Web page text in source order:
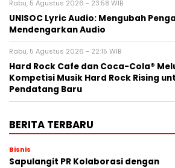
Rabu, 5 Agustus 2026 - 23:58 WIB
UNISOC Lyric Audio: Mengubah
Mendengarkan Audio
Rabu, 5 Agustus 2026 - 22:15 WIB
Hard Rock Cafe dan Coca-Cola®
Kompetisi Musik Hard Rock Rising
Pendatang Baru
BERITA TERBARU
Bisnis
Sapulangit PR Kolaborasi dengan